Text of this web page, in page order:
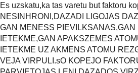
Es uzskatu,ka tas varetu but faktoru
NESINHRONI,DAZADI LIGOJAS
GAN MENESS
IETEKME,GAN APAKSZEMES
IETEKME UZ AKMENS ATOMU
VEJA VIRPULI.sO KOPEJO